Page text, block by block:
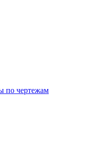
по чертежам